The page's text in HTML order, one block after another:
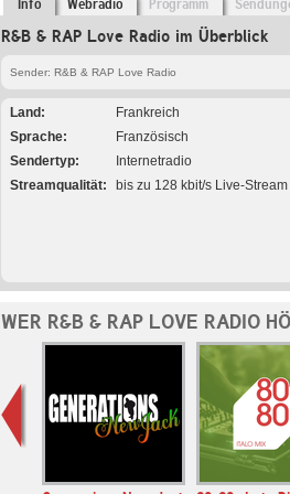
Info Webradio Programm
R&B & RAP Love Radio im Überblick
Sender: R&B & RAP Love Radio
Land
Frankreich
Sprache
Französisch
Sendertyp
Internetradio
Streamqualität
bis zu 128 kbit/s Live-Stream
WER R&B & RAP LOVE RADIO